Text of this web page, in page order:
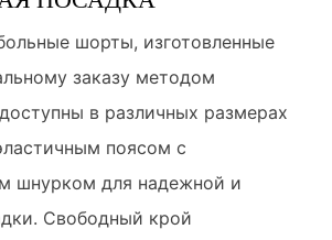
шорты, изготовленные
заказу методом
в различных размерах
поясом с
шнурком для надежной и
Свободный крой